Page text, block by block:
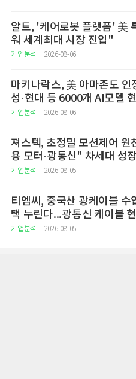
알트, '케어로봇 플랫폼' 美
워 세계최대 시장 진입"
기업분석 2026-08-06
마키나락스, 美 아마존도 인
성·현대 등 6000개 AI모델
기업분석 2026-08-06
져스텍, 초정밀 모션제어 원
용 모터·광통신" 차세대 성
기업분석 2026-08-05
티엠씨, 중국산 광케이블
택 누린다...광통신 케이블
기업분석 2026-08-05